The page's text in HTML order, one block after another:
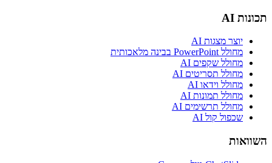
תכונות AI
יוצר מצגות AI
מחולל PowerPoint בבינה מלאכותית
מחולל שקפים AI
מחולל תסריטים AI
מחולל וידאו AI
מחולל תמונות AI
מחולל תרשימים AI
שכפול קול AI
השוואות